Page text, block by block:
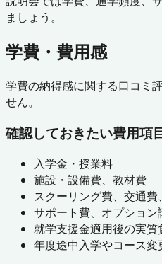
ましょう。
学費・費用感
学費の納得感に関する口コミ
せん。
確認しておきたい費用項
入学金・授業料
施設・設備費、教材費
スクーリング費、交通費
サポート費、オプション
就学支援金適用後の実質
年度途中入学やコース変